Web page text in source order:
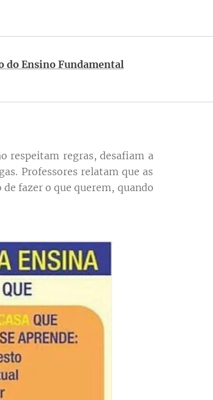
do Ensino Fundamental
respeitam regras, desafiam a
Professores relatam que as
fazer o que querem, quando